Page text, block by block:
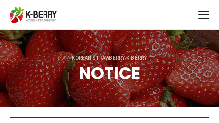
KOREAN STRAWBERRY K-BERRY
NOTICE